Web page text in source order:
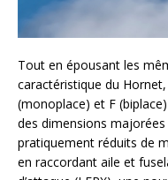
Tout en épousant les
caractéristique du
(monoplace) et F
des dimensions
pratiquement réduits de
en raccordant aile et